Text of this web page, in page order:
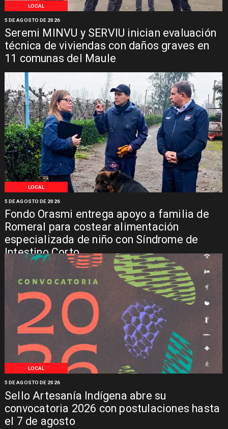
LOCAL
Seremi MINVU y SERVIU inician evaluación
técnica de viviendas con daños graves en
11 comunas del Maule
5 DE AGOSTO DE 2026
LOCAL
Fondo Orasmi entrega apoyo a familia de
Romeral para costear alimentación
especializada de niño con Síndrome de
Intestino Corto
5 DE AGOSTO DE 2026
LOCAL
Sello Artesanía Indígena abre su
convocatoria 2026 con postulaciones hasta
el 7 de agosto
5 DE AGOSTO DE 2026